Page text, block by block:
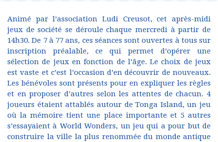
Animé par l’association Ludi Creusot, cet après-midi
jeux de société se déroule chaque mercredi à partir de
14h30. De 7 à 77 ans, ces séances sont ouvertes à tous sur
inscription préalable, ce qui permet d’opérer une
sélection de jeux en fonction de l’âge. Le choix de jeux
est vaste et c’est l’occasion d’en découvrir de nouveaux.
Les bénévoles sont présents pour en expliquer les règles
et en proposer d’autres selon les attentes de chacun. 4
joueurs étaient attablés autour de Tonga Island, un jeu
où la mémoire tient une place importante et 5 autres
s’essayaient à World Wonders, un jeu qui a pour but de
construire la ville la plus renommée du monde antique